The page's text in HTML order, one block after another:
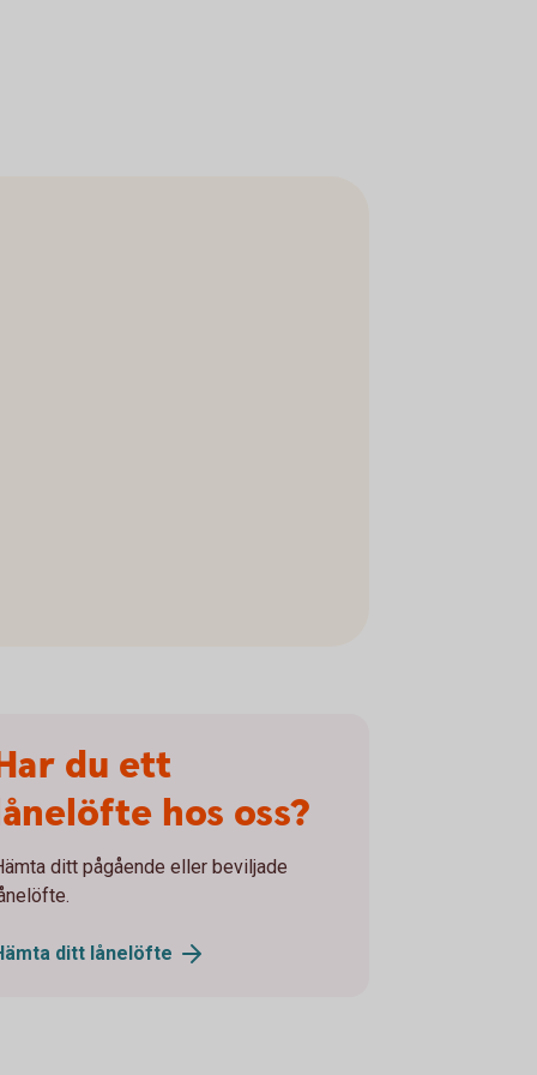
du ett
hos oss?
ditt pågående eller beviljade
ditt lånelöfte